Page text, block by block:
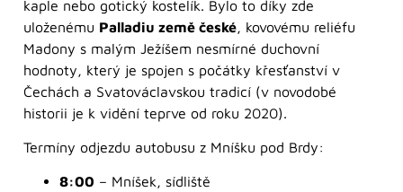
kaple nebo gotický kostelík. Bylo to díky zde
uloženému Palladiu země české , kovovému reliéfu
Madony s malým Ježíšem nesmírné duchovní
hodnoty, který je spojen s počátky křesťanství v
Čechách a Svatováclavskou tradicí (v novodobé
historii je k vidění teprve od roku 2020).
Termíny odjezdu autobusu z Mníšku pod Brdy:
8:00 – Mníšek, sídliště